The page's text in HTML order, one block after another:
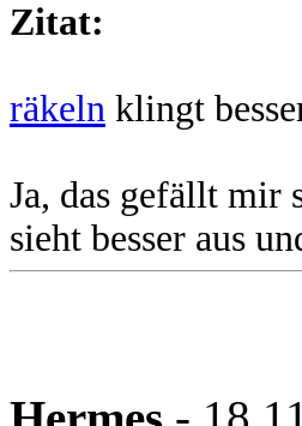
Zitat:
räkeln klingt
Ja, das gefällt mir
sieht besser aus